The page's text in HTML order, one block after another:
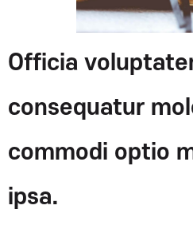
Officia
consequatur
commodi optio
ipsa.